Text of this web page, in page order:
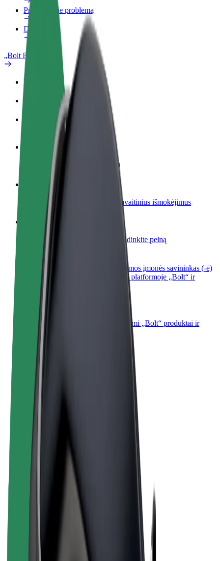
Pranešti apie problemą
DUK
„Bolt Plus“
Privalumai
Kaip prisijungti
Tapkite vairuotoju (-a)
Užsidirbkite jums patogiu metu
Tapkite kurjeriu (-e)
Pristatinėkite maistą ir gaukite savaitinius išmokėjimus
Pridėti restoraną ar parduotuvę
Pritraukite daugiau klientų ir padidinkite pelną
Registruotis kaip automobilių nuomos įmonės savininkas (-ė)
Užregistruokite savo automobilius platformoje „Bolt“ ir
padidinkite pajamas
„Bolt for Business“
Atskirų įmonių poreikiams pritaikomi „Bolt“ produktai ir
paslaugos
Sąlygos
Privatumas
Slapukai
© 2026 Bolt Technology OÜ
„Bolt Market“